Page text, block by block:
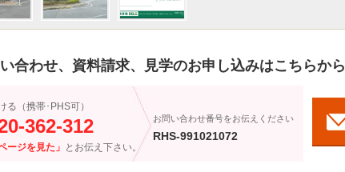
合わせ、資料請求、見学のお申し込みはこちらから
る（携帯･PHS可）
362-312
ージを見た」 とお伝え下さい。
お問い合わせ番号をお伝えください
RHS-991021072